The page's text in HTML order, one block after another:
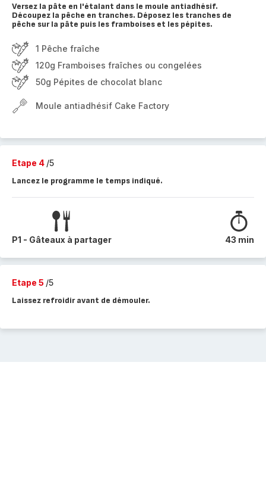
Versez la pâte en l'étalant dans le moule antiadhésif.
Découpez la pêche en tranches. Déposez les tranches de
pêche sur la pâte puis les framboises et les pépites.
1 Pêche fraîche
120g Framboises fraîches ou congelées
50g Pépites de chocolat blanc
Moule antiadhésif Cake Factory
Etape 4 /5
Lancez le programme le temps indiqué.
P1 - Gâteaux à partager 43 min
Etape 5 /5
Laissez refroidir avant de démouler.